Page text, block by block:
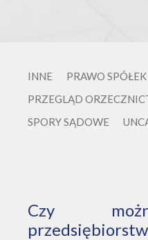
INNE
PRAWO SPÓŁEK
PRZEGLĄD
SPORY SĄDOWE
Czy